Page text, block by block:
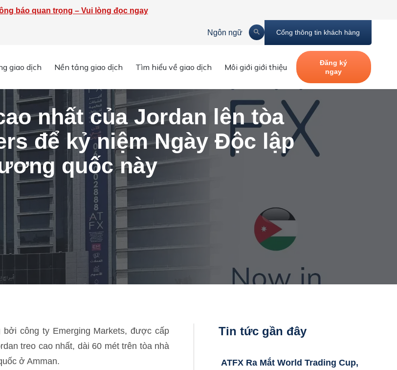
báo quan trọng – Vui lòng đọc ngay
Ngôn ngữ Cổng thông tin khách hàng
giao dịch Nền tảng giao dịch Tìm hiểu về giao dịch Môi giới giới thiệu
Đăng ký
ngay
nhất của Jordan lên tòa
để kỷ niệm Ngày Độc lập
quốc này
công ty Emerging Markets, được cấp
treo cao nhất, dài 60 mét trên tòa nhà
ở Amman.
Tin tức gần đây
ATFX Ra Mắt World Trading Cup,